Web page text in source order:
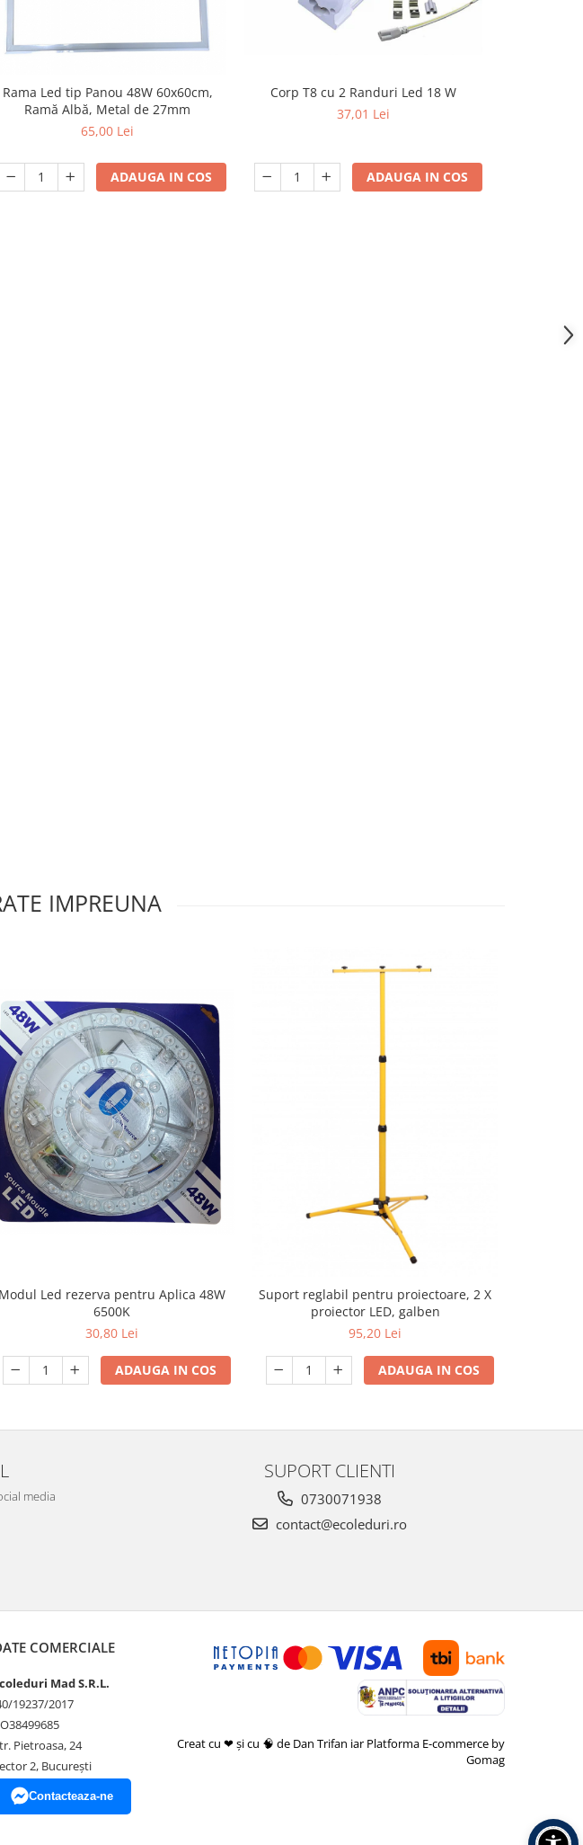
Rama Led tip Panou 48W 60x60cm,
Ramă Albă, Metal de 27mm
65,00 Lei
ADAUGA IN COS
Corp T8 cu 2 Randuri Led 18 W
37,01 Lei
ADAUGA IN COS
IMPREUNA
Modul Led rezerva pentru Aplica 48W
6500K
30,80 Lei
ADAUGA IN COS
Suport reglabil pentru proiectoare, 2 X
proiector LED, galben
95,20 Lei
ADAUGA IN COS
media
SUPORT CLIENTI
0730071938
contact@ecoleduri.ro
COMERCIALE
Mad S.R.L.
19237/2017
Pietroasa, 24
2, București
Contacteaza-ne
Creat cu ❤ și cu 🧠 de Dan Trifan iar Platforma E-commerce by
Gomag